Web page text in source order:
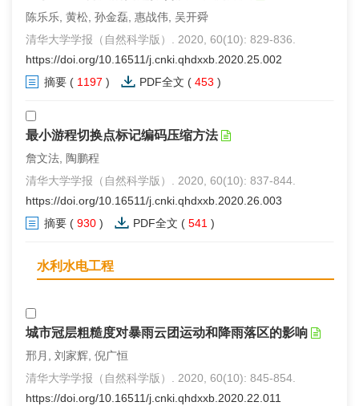
陈乐乐, 黄松, 孙金磊, 惠战伟, 吴开舜
清华大学学报（自然科学版）. 2020, 60(10): 829-836.
https://doi.org/10.16511/j.cnki.qhdxxb.2020.25.002
摘要 ( 1197 ) PDF全文 ( 453 )
最小游程切换点标记编码压缩方法
詹文法, 陶鹏程
清华大学学报（自然科学版）. 2020, 60(10): 837-844.
https://doi.org/10.16511/j.cnki.qhdxxb.2020.26.003
摘要 ( 930 ) PDF全文 ( 541 )
水利水电工程
城市冠层粗糙度对暴雨云团运动和降雨落区的影响
邢月, 刘家辉, 倪广恒
清华大学学报（自然科学版）. 2020, 60(10): 845-854.
https://doi.org/10.16511/j.cnki.qhdxxb.2020.22.011